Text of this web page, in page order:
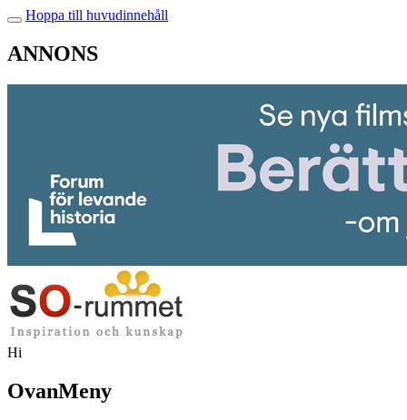
Hoppa till huvudinnehåll
ANNONS
Hi
OvanMeny